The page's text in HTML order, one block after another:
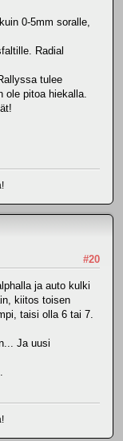
0-5mm soralle,
Radial
tulee
ole pitoa hiekalla.
#20
ja auto kulki
kiitos toisen
taisi olla 6 tai 7.
Ja uusi